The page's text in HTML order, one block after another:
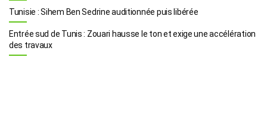
Tunisie : Sihem Ben Sedrine auditionnée puis libérée
Entrée sud de Tunis : Zouari hausse le ton et exige une accélération
des travaux